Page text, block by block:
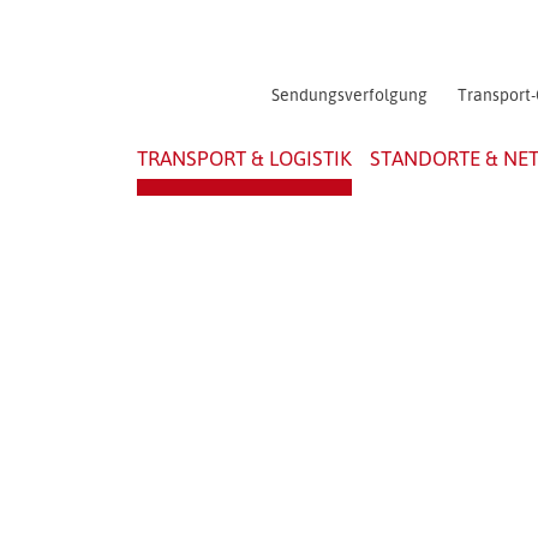
Sendungsverfolgung
TRANSPORT & LOGISTIK STANDORTE &